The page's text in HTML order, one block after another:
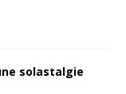
solastalgie